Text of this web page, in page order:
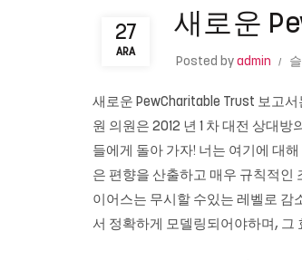
27
ARA
새로운
Posted by admin
새로운 PewCharitable Trust 보고
원 의원은 2012 년 1 차 대전 상대
들에게 돌아 가자! 너는 여기에 대
은 편향을 산출하고 매우 규칙적인
이어스는 무시할 수있는 레벨로 감
서 정확하게 모델링되어야하며, 그